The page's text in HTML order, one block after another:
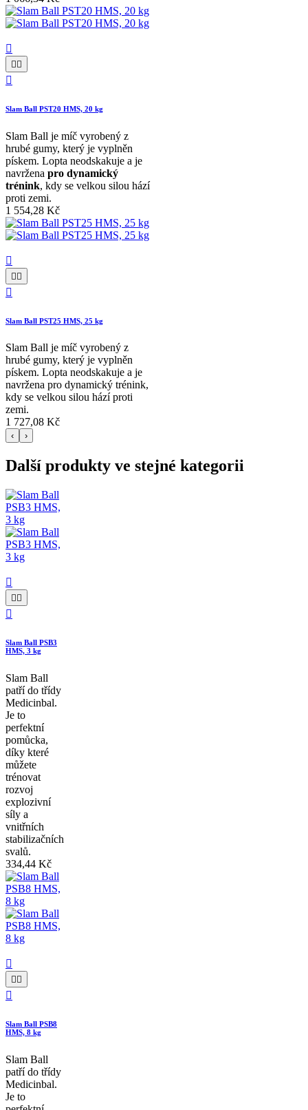



Slam Ball PST20 HMS, 20 kg
Slam Ball je míč vyrobený z
hrubé gumy, který je vyplněn
pískem. Lopta neodskakuje a je
navržena pro dynamický
trénink, kdy se velkou silou hází
proti zemi.
1 554,28 Kč



Slam Ball PST25 HMS, 25 kg
Slam Ball je míč vyrobený z
hrubé gumy, který je vyplněn
pískem. Lopta neodskakuje a je
navržena pro dynamický trénink,
kdy se velkou silou hází proti
zemi.
1 727,08 Kč
‹ ›
Další produkty ve stejné kategorii

 

Slam Ball PSB3
HMS, 3 kg
Slam Ball
patří do třídy
Medicinbal.
Je to
perfektní
pomůcka,
díky které
můžete
trénovat
rozvoj
explozivní
síly a
vnitřních
stabilizačních
svalů.
334,44 Kč

 

Slam Ball PSB8
HMS, 8 kg
Slam Ball
patří do třídy
Medicinbal.
Je to